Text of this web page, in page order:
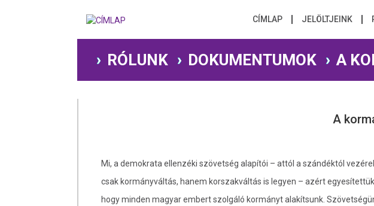
CÍMLAP JELÖLTJEINK
RÓLUNK DOKUMENTUMOK A
A
Mi, a demokrata ellenzéki szövetség alapítói – attól a szándéktól
csak kormányváltás, hanem korszakváltás is legyen – azért
hogy minden magyar embert szolgáló kormányt alakítsunk.